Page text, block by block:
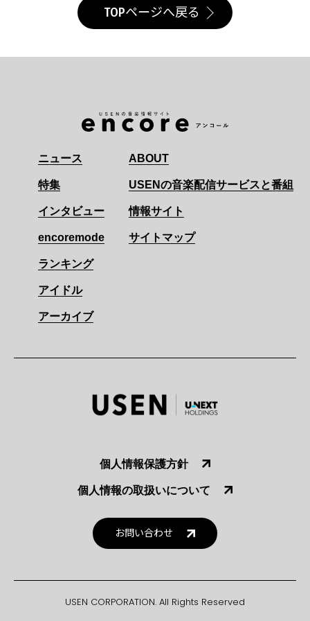
TOPページへ戻る
ニュース
特集
インタビュー
encoremode
ランキング
アイドル
アーカイブ
ABOUT
USENの音楽配信サービスと番組
情報サイト
サイトマップ
個人情報保護方針
個人情報の取扱いについて
お問い合わせ
USEN CORPORATION. All Rights Reserved